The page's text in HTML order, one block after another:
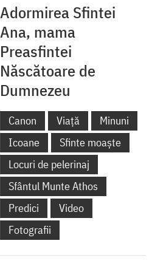
Adormirea Sfintei
Ana, mama
Preasfintei
Născătoare de
Dumnezeu
Canon Viață
Minuni
Icoane
Sfinte moaște
Locuri de pelerinaj
Sfântul Munte Athos
Predici
Video
Fotografii